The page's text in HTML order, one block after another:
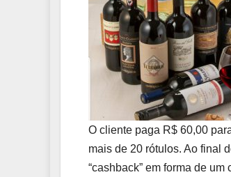
O cliente paga R$ 60,00
mais de 20 rótulos. Ao final
“cashback” em forma de